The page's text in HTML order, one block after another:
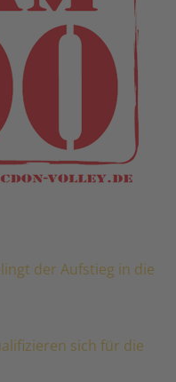
der Aufstieg in die
sich für die